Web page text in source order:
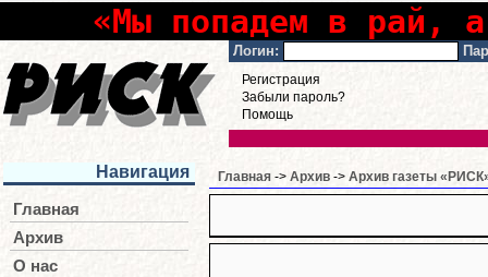
«Мы попадем в рай,
Логин:
Регистрация
Забыли пароль?
Помощь
Навигация
Главная
Архив
О нас
Главная -> Архив -> Архив газеты